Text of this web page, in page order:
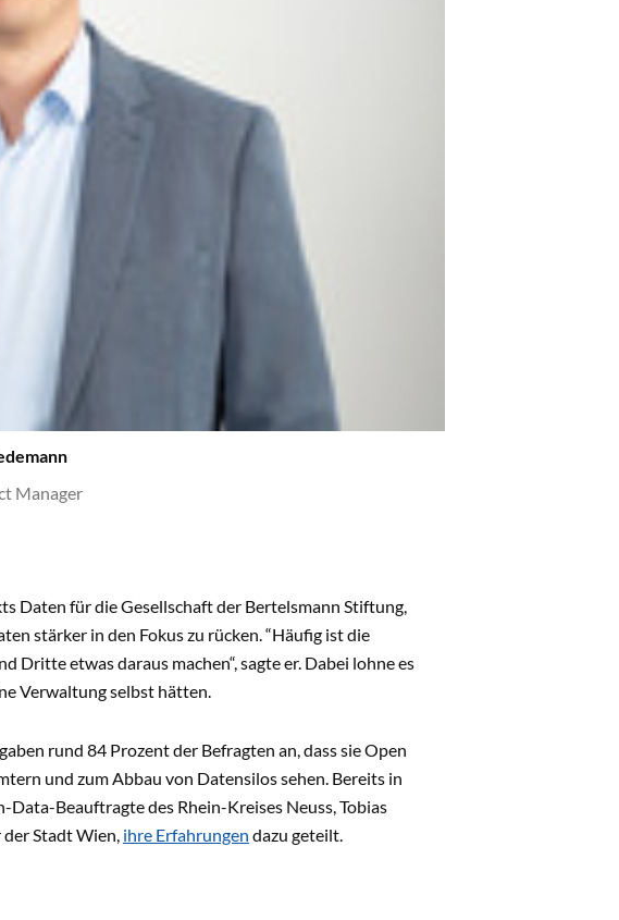
Manager
Daten für die Gesellschaft der Bertelsmann Stiftung,
stärker in den Fokus zu rücken. “Häufig ist die
Dritte etwas daraus machen“, sagte er. Dabei lohne es
Verwaltung selbst hätten.
rund 84 Prozent der Befragten an, dass sie Open
und zum Abbau von Datensilos sehen. Bereits in
Beauftragte des Rhein-Kreises Neuss, Tobias
Stadt Wien, ihre Erfahrungen dazu geteilt.